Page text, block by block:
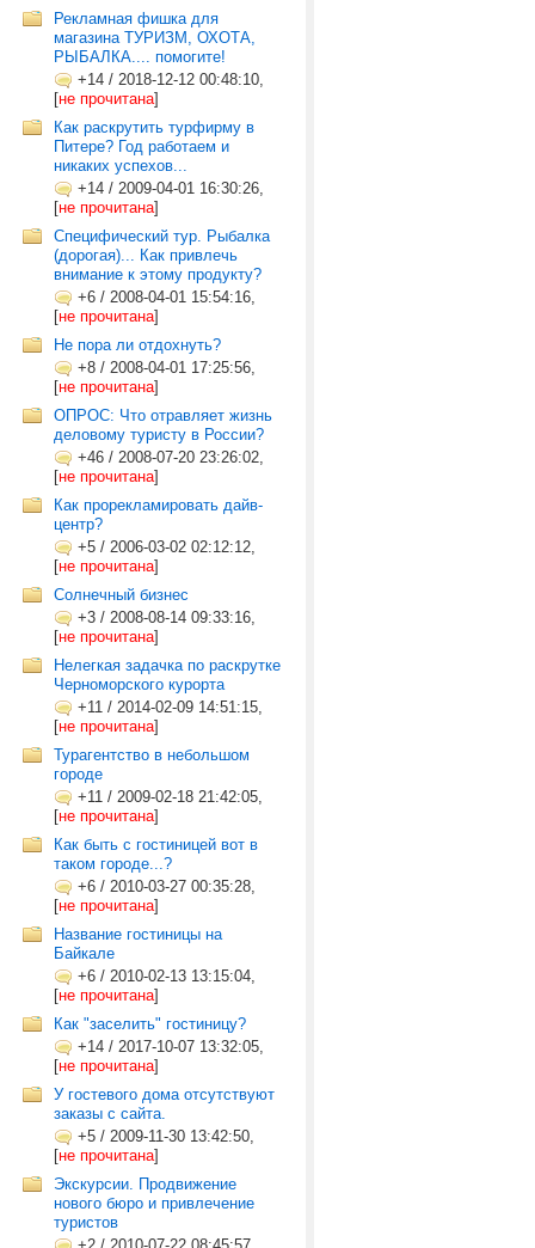
Рекламная фишка для
магазина ТУРИЗМ, ОХОТА,
РЫБАЛКА.... помогите!
+14 / 2018-12-12 00:48:10,
[не прочитана]
Как раскрутить турфирму в
Питере? Год работаем и
никаких успехов...
+14 / 2009-04-01 16:30:26,
[не прочитана]
Специфический тур. Рыбалка
(дорогая)... Как привлечь
внимание к этому продукту?
+6 / 2008-04-01 15:54:16,
[не прочитана]
Не пора ли отдохнуть?
+8 / 2008-04-01 17:25:56,
[не прочитана]
ОПРОС: Что отравляет жизнь
деловому туристу в России?
+46 / 2008-07-20 23:26:02,
[не прочитана]
Как прорекламировать дайв-
центр?
+5 / 2006-03-02 02:12:12,
[не прочитана]
Солнечный бизнес
+3 / 2008-08-14 09:33:16,
[не прочитана]
Нелегкая задачка по раскрутке
Черноморского курорта
+11 / 2014-02-09 14:51:15,
[не прочитана]
Турагентство в небольшом
городе
+11 / 2009-02-18 21:42:05,
[не прочитана]
Как быть с гостиницей вот в
таком городе...?
+6 / 2010-03-27 00:35:28,
[не прочитана]
Название гостиницы на
Байкале
+6 / 2010-02-13 13:15:04,
[не прочитана]
Как "заселить" гостиницу?
+14 / 2017-10-07 13:32:05,
[не прочитана]
У гостевого дома отсутствуют
заказы с сайта.
+5 / 2009-11-30 13:42:50,
[не прочитана]
Экскурсии. Продвижение
нового бюро и привлечение
туристов